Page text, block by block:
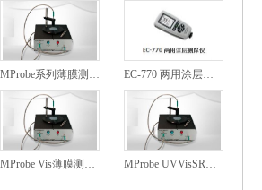
MProbe系列薄膜测厚仪 EC-770 两用涂层测厚仪
MProbe Vis薄膜测厚仪 MProbe UVVisSR薄膜测厚仪